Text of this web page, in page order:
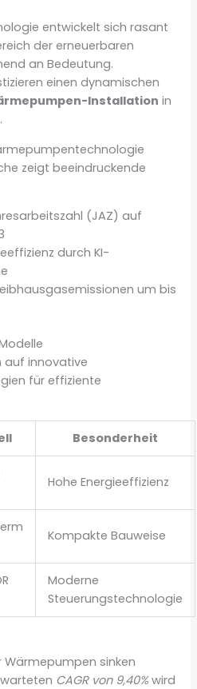
entwickelt sich rasant
der erneuerbaren
an Bedeutung.
einen dynamischen
Installation in
zeigt beeindruckende
(JAZ) auf
durch KI-
um bis
auf innovative
für effiziente
Besonderheit
Hohe Energieeffizienz
Kompakte Bauweise
Moderne
Steuerungstechnologie
sinken
CAGR von 9,40% wird